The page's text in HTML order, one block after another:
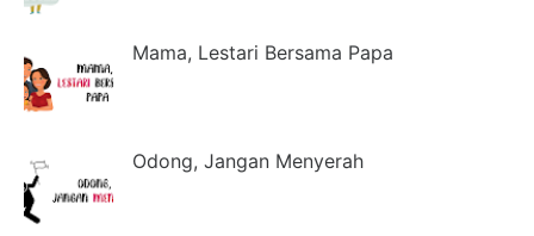
Mama, Lestari Bersama Papa
Odong, Jangan Menyerah